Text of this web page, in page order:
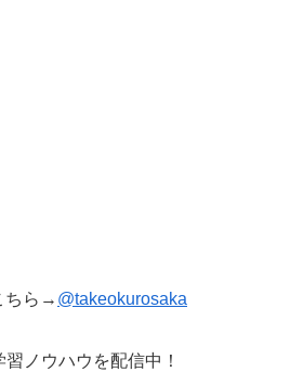
ちら→ @takeokurosaka
習ノウハウを配信中！